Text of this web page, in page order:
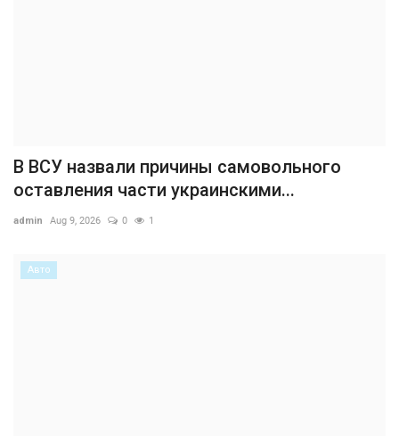
В ВСУ назвали причины самовольного
оставления части украинскими...
admin Aug 9, 2026 0 1
Авто